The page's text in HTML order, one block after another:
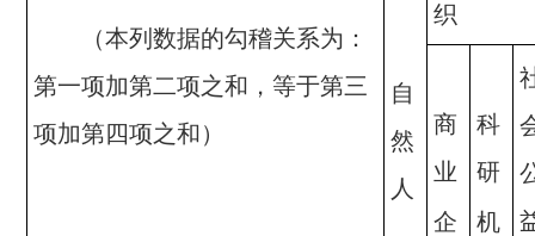
（本列数据的勾稽关系为：
第一项加第二项之和，等于第三
项加第四项之和）
自
然
人
织
商
业
企
科
研
机